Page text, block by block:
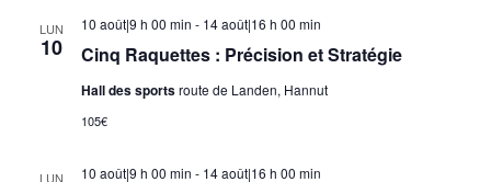
LUN
10 Cinq Raquettes : Précision et Stratégie
10 août|9 h 00 min - 14 août|16 h 00 min
Hall des sportsroute de Landen, Hannut
105€
LUN 10 août|9 h 00 min - 14 août|16 h 00 min